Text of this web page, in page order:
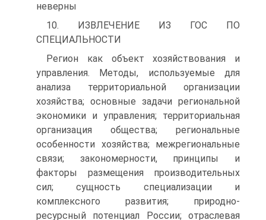
неверны
10. ИЗВЛЕЧЕНИЕ ИЗ ГОС ПО
СПЕЦИАЛЬНОСТИ
Регион как объект хозяйствования и
управления. Методы, используемые для
анализа территориальной организации
хозяйства; основные задачи региональной
экономики и управления; территориальная
организация общества; региональные
особенности хозяйства; межрегиональные
связи; закономерности, принципы и
факторы размещения производительных
сил; сущность специализации и
комплексного развития; природно-
ресурсный потенциал России; отраслевая